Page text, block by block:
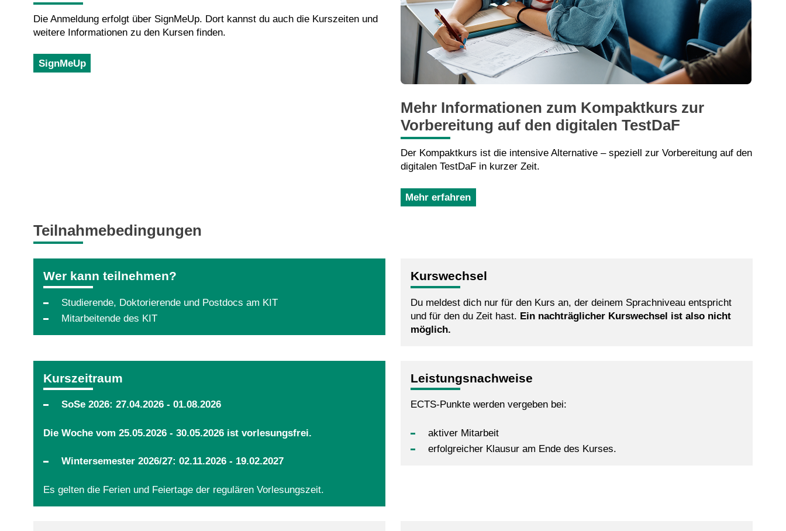
Die Anmeldung erfolgt über SignMeUp. Dort kannst du auch die Kurszeiten und
weitere Informationen zu den Kursen finden.
SignMeUp
Mehr Informationen zum Kompaktkurs zur
Vorbereitung auf den digitalen TestDaF
Der Kompaktkurs ist die intensive Alternative – speziell zur Vorbereitung auf den
digitalen TestDaF in kurzer Zeit.
Mehr erfahren
Teilnahmebedingungen
Wer kann teilnehmen?
Studierende, Doktorierende und Postdocs am KIT
Mitarbeitende des KIT
Kurswechsel
Du meldest dich nur für den Kurs an, der deinem Sprachniveau entspricht
und für den du Zeit hast. Ein nachträglicher Kurswechsel ist also nicht
möglich.
Kurszeitraum
SoSe 2026: 27.04.2026 - 01.08.2026
Die Woche vom 25.05.2026 - 30.05.2026 ist vorlesungsfrei.
Wintersemester 2026/27: 02.11.2026 - 19.02.2027
Es gelten die Ferien und Feiertage der regulären Vorlesungszeit.
Leistungsnachweise
ECTS-Punkte werden vergeben bei:
aktiver Mitarbeit
erfolgreicher Klausur am Ende des Kurses.